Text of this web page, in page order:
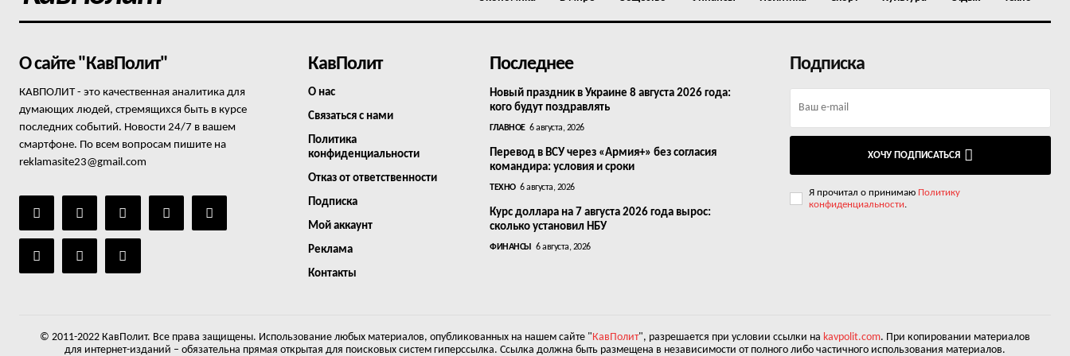
О сайте "КавПолит"
КАВПОЛИТ - это качественная аналитика для
думающих людей, стремящихся быть в курсе
последних событий. Новости 24/7 в вашем
смартфоне. По всем вопросам пишите на
reklamasite23@gmail.com
КавПолит
О нас
Связаться с нами
Политика
конфиденциальности
Отказ от ответственности
Подписка
Мой аккаунт
Реклама
Контакты
Последнее
Новый праздник в Украине 8 августа 2026 года:
кого будут поздравлять
ГЛАВНОЕ 6 августа, 2026
Перевод в ВСУ через «Армия+» без согласия
командира: условия и сроки
ТЕХНО 6 августа, 2026
Курс доллара на 7 августа 2026 года вырос:
сколько установил НБУ
ФИНАНСЫ 6 августа, 2026
Подписка
ХОЧУ ПОДПИСАТЬСЯ
Я прочитал о принимаю Политику
конфиденциальности.
© 2011-2022 КавПолит. Все права защищены. Использование любых материалов, опубликованных на нашем сайте " КавПолит", разрешается при условии ссылки на kavpolit.com. При копировании материалов
для интернет-изданий – обязательна прямая открытая для поисковых систем гиперссылка. Ссылка должна быть размещена в независимости от полного либо частичного использования материалов.